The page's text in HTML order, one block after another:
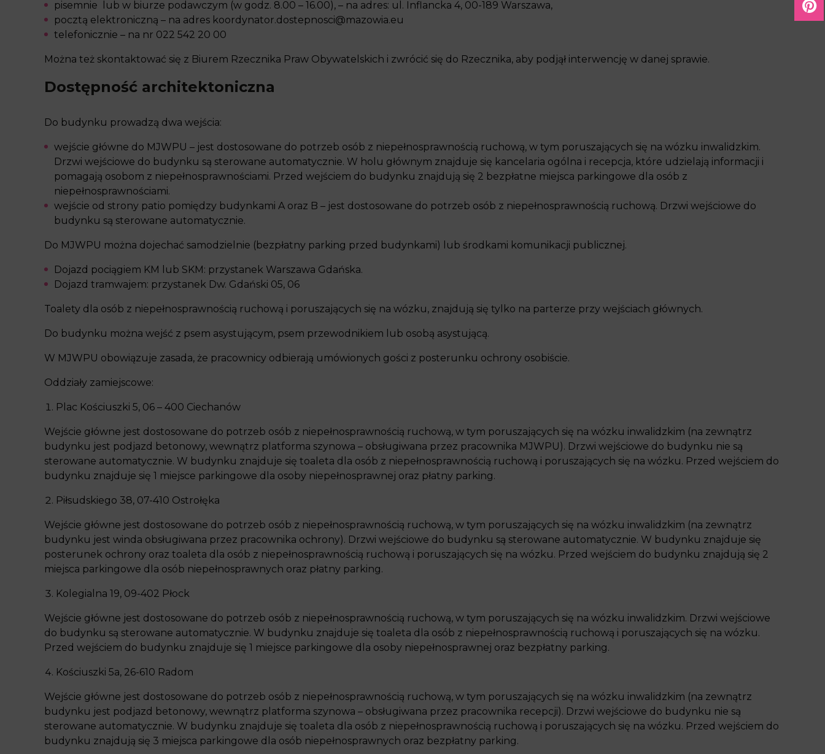
pisemnie lub w biurze podawczym (w godz. 8.00 – 16.00), – na adres: ul. Inflancka 4, 00-189 Warszawa,
pocztą elektroniczną – na adres koordynator.dostepnosci@mazowia.eu
telefonicznie – na nr 022 542 20 00
Można też skontaktować się z Biurem Rzecznika Praw Obywatelskich i zwrócić się do Rzecznika, aby podjął interwencję w danej sprawie.
Dostępność architektoniczna
Do budynku prowadzą dwa wejścia:
wejście główne do MJWPU – jest dostosowane do potrzeb osób z niepełnosprawnością ruchową, w tym poruszających się na wózku inwalidzkim.
Drzwi wejściowe do budynku są sterowane automatycznie. W holu głównym znajduje się kancelaria ogólna i recepcja, które udzielają informacji i
pomagają osobom z niepełnosprawnościami. Przed wejściem do budynku znajdują się 2 bezpłatne miejsca parkingowe dla osób z
niepełnosprawnościami.
wejście od strony patio pomiędzy budynkami A oraz B – jest dostosowane do potrzeb osób z niepełnosprawnością ruchową. Drzwi wejściowe do
budynku są sterowane automatycznie.
Do MJWPU można dojechać samodzielnie (bezpłatny parking przed budynkami) lub środkami komunikacji publicznej.
Dojazd pociągiem KM lub SKM: przystanek Warszawa Gdańska.
Dojazd tramwajem: przystanek Dw. Gdański 05, 06
Toalety dla osób z niepełnosprawnością ruchową i poruszających się na wózku, znajdują się tylko na parterze przy wejściach głównych.
Do budynku można wejść z psem asystującym, psem przewodnikiem lub osobą asystującą.
W MJWPU obowiązuje zasada, że pracownicy odbierają umówionych gości z posterunku ochrony osobiście.
Oddziały zamiejscowe:
Plac Kościuszki 5, 06 – 400 Ciechanów
Wejście główne jest dostosowane do potrzeb osób z niepełnosprawnością ruchową, w tym poruszających się na wózku inwalidzkim (na zewnątrz
budynku jest podjazd betonowy, wewnątrz platforma szynowa – obsługiwana przez pracownika MJWPU). Drzwi wejściowe do budynku nie są
sterowane automatycznie. W budynku znajduje się toaleta dla osób z niepełnosprawnością ruchową i poruszających się na wózku. Przed wejściem do
budynku znajduje się 1 miejsce parkingowe dla osoby niepełnosprawnej oraz płatny parking.
Piłsudskiego 38, 07-410 Ostrołęka
Wejście główne jest dostosowane do potrzeb osób z niepełnosprawnością ruchową, w tym poruszających się na wózku inwalidzkim (na zewnątrz
budynku jest winda obsługiwana przez pracownika ochrony). Drzwi wejściowe do budynku są sterowane automatycznie. W budynku znajduje się
posterunek ochrony oraz toaleta dla osób z niepełnosprawnością ruchową i poruszających się na wózku. Przed wejściem do budynku znajdują się 2
miejsca parkingowe dla osób niepełnosprawnych oraz płatny parking.
Kolegialna 19, 09-402 Płock
Wejście główne jest dostosowane do potrzeb osób z niepełnosprawnością ruchową, w tym poruszających się na wózku inwalidzkim. Drzwi wejściowe
do budynku są sterowane automatycznie. W budynku znajduje się toaleta dla osób z niepełnosprawnością ruchową i poruszających się na wózku.
Przed wejściem do budynku znajduje się 1 miejsce parkingowe dla osoby niepełnosprawnej oraz bezpłatny parking.
Kościuszki 5a, 26-610 Radom
Wejście główne jest dostosowane do potrzeb osób z niepełnosprawnością ruchową, w tym poruszających się na wózku inwalidzkim (na zewnątrz
budynku jest podjazd betonowy, wewnątrz platforma szynowa – obsługiwana przez pracownika recepcji). Drzwi wejściowe do budynku nie są
sterowane automatycznie. W budynku znajduje się toaleta dla osób z niepełnosprawnością ruchową i poruszających się na wózku. Przed wejściem do
budynku znajdują się 3 miejsca parkingowe dla osób niepełnosprawnych oraz bezpłatny parking.